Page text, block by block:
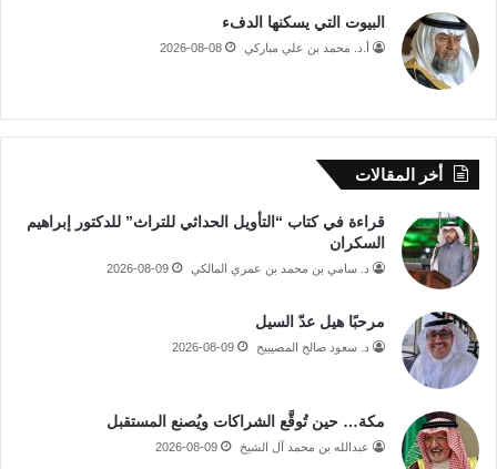
البيوت التي يسكنها الدفء
أ.د. محمد بن علي مباركي 2026-08-08
أخر المقالات
قراءة في كتاب “التأويل الحداثي للتراث” للدكتور إبراهيم
السكران
د. سامي بن محمد بن عمري المالكي 2026-08-09
مرحبًا هيل عدّ السيل
د. سعود صالح المصيبيح 2026-08-09
مكة… حين تُوقَّع الشراكات ويُصنع المستقبل
عبدالله بن محمد آل الشيخ 2026-08-09